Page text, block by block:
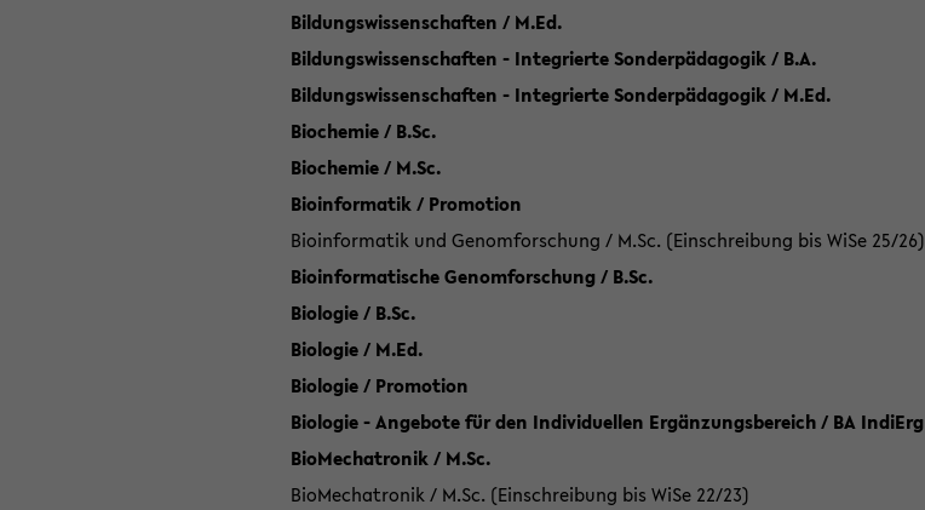
Bildungswissenschaften / M.Ed.
Bildungswissenschaften - Integrierte Sonderpädagogik / B.A.
Bildungswissenschaften - Integrierte Sonderpädagogik / M.Ed.
Biochemie / B.Sc.
Biochemie / M.Sc.
Bioinformatik / Promotion
Bioinformatik und Genomforschung / M.Sc. (Einschreibung bis WiSe 25/26)
Bioinformatische Genomforschung / B.Sc.
Biologie / B.Sc.
Biologie / M.Ed.
Biologie / Promotion
Biologie - Angebote für den Individuellen Ergänzungsbereich / BA IndiErg
BioMechatronik / M.Sc.
BioMechatronik / M.Sc. (Einschreibung bis WiSe 22/23)